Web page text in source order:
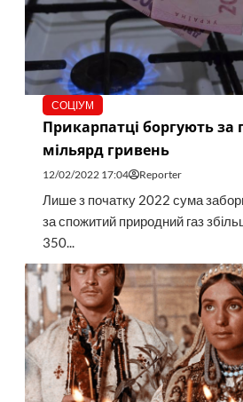
СОЦІУМ
Прикарпатці боргують за
мільярд гривень
12/02/2022 17:04 Reporter
Лише з початку 2022 сума
за спожитий природний газ
350...